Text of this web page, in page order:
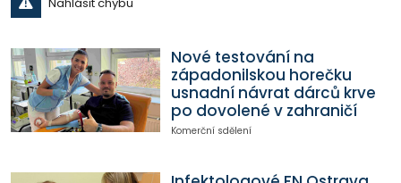
Nové testování na
západonilskou horečku
usnadní návrat dárců krve
po dovolené v zahraničí
Komerční sdělení